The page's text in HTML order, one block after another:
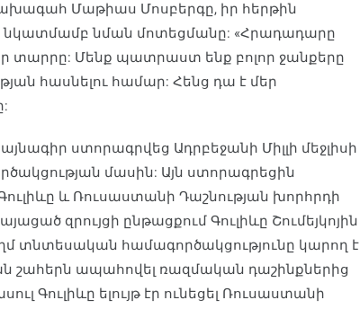
Մաթիաս Մոսբերգը, իր հերթին
նկատմամբ նման մոտեցմանը: «Հրադադարը
տարրը: Մենք պատրաստ ենք բոլոր ջանքերը
հասնելու համար: Հենց դա է մեր
ստորագրվեց Ադրբեջանի Միլլի մեջլիսի
մասին: Այն ստորագրեցին
և Ռուսաստանի Դաշնության խորհրդի
զրույցի ընթացքում Գուլիևը Շումեյկոյին
տնտեսական համագործակցությունը կարող է
ապահովել ռազմական դաշինքներից
Գուլիևը ելույթ էր ունեցել Ռուսաստանի